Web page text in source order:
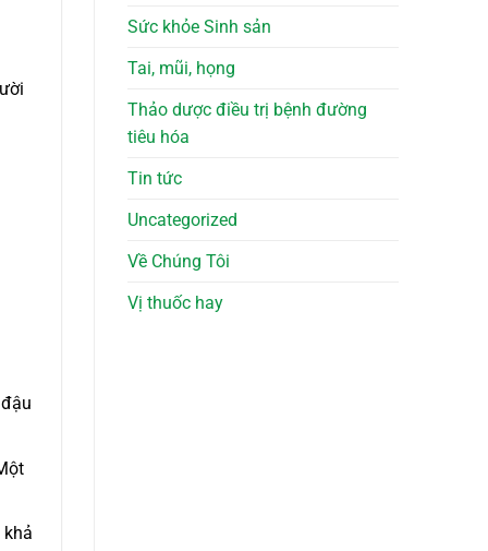
Sức khỏe Sinh sản
Tai, mũi, họng
Thảo dược điều trị bệnh đường
tiêu hóa
Tin tức
Uncategorized
Về Chúng Tôi
Vị thuốc hay